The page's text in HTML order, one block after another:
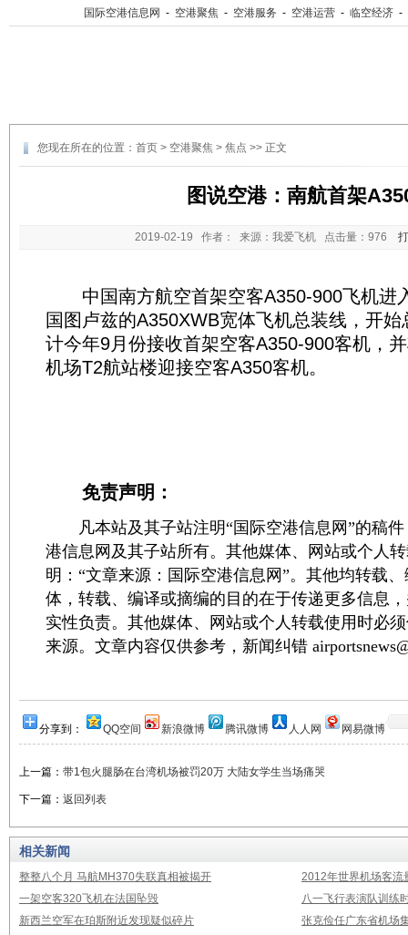
国际空港信息网 - 空港聚焦 - 空港服务 - 空港运营 - 临空经济 -
您现在所在的位置： 首页 > 空港聚焦 > 焦点 >> 正文
图说空港：南航首架
2019-02-19 作者： 来源：我爱飞机 点击量： 976
中国南方航空首架空客A350-900飞机进
国图卢兹的A350XWB宽体飞机总装线，开
计今年9月份接收首架空客A350-900客机，
机场T2航站楼迎接空客A350客机。
免责声明：
凡本站及其子站注明“国际空港信息网”的稿件
港信息网及其子站所有。其他媒体、网站或个人
明：“文章来源：国际空港信息网”。其他均转载
体，转载、编译或摘编的目的在于传递更多信息
实性负责。其他媒体、网站或个人转载使用时必
来源。文章内容仅供参考，新闻纠错
分享到： QQ空间 新浪微博 腾讯微博 人人网 网易微博
上一篇： 带1包火腿肠在台湾机场被罚20万 大陆女学生当场痛哭
下一篇： 返回列表
相关新闻
整整八个月 马航MH370失联真相被揭开
2012年世界机场客流
一架空客320飞机在法国坠毁
八一飞行表演队训练
新西兰空军在珀斯附近发现疑似碎片
张克俭任广东省机场